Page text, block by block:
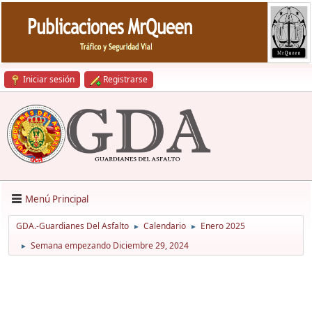
Iniciar sesión Registrarse
Menú Principal
GDA.-Guardianes Del Asfalto ► Calendario ► Enero 2025
► Semana empezando Diciembre 29, 2024